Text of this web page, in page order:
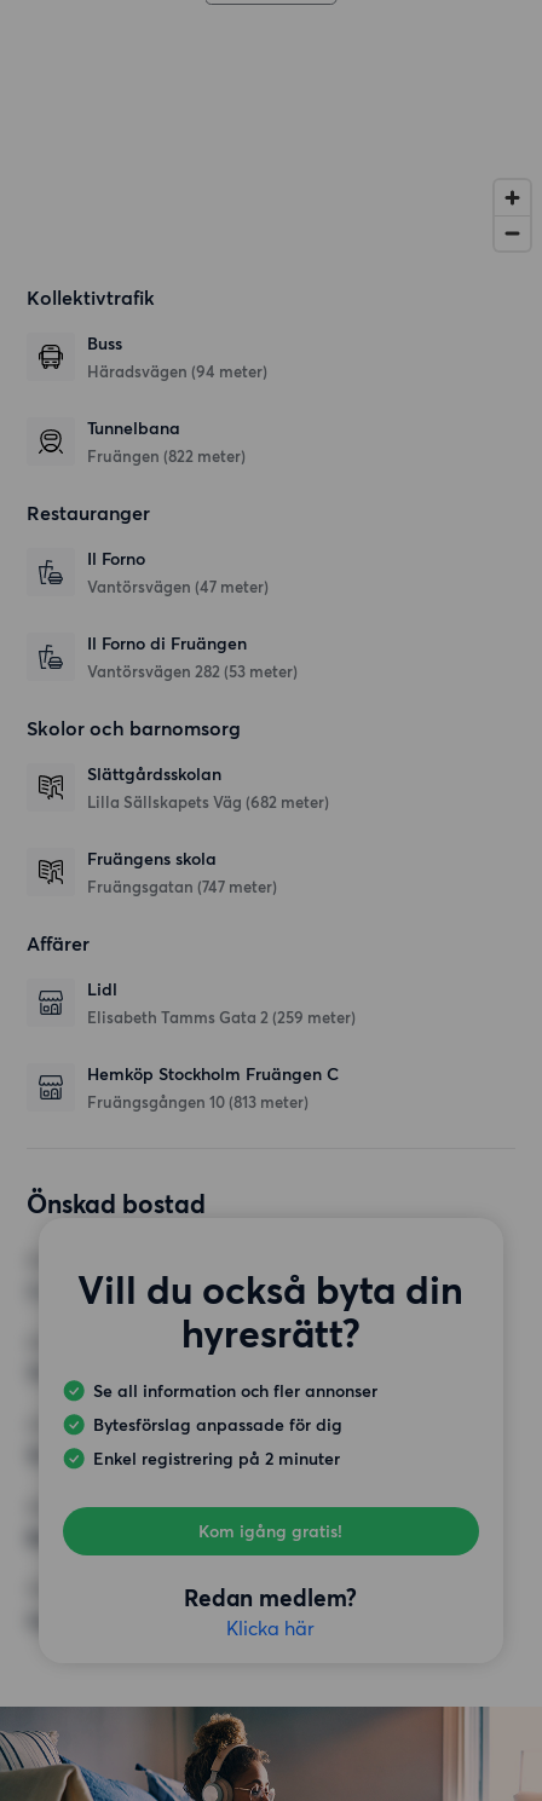
Kollektivtrafik
Buss
Häradsvägen (94 meter)
Tunnelbana
Fruängen (822 meter)
Restauranger
Il Forno
Vantörsvägen (47 meter)
Il Forno di Fruängen
Vantörsvägen 282 (53 meter)
Skolor och barnomsorg
Slättgårdsskolan
Lilla Sällskapets Väg (682 meter)
Fruängens skola
Fruängsgatan (747 meter)
Affärer
Lidl
Elisabeth Tamms Gata 2 (259 meter)
Hemköp Stockholm Fruängen C
Fruängsgången 10 (813 meter)
Önskad bostad
Vill du också byta din
hyresrätt?
Se all information och fler annonser
Bytesförslag anpassade för dig
Enkel registrering på 2 minuter
Kom igång gratis!
Redan medlem?
Klicka här
MINST ANTAL KVADRATMETER
HÖGSTA HYRA
10 500 kr
Balkong,
ÖVRIGA PREFERENSER
Inga speciella preferenser